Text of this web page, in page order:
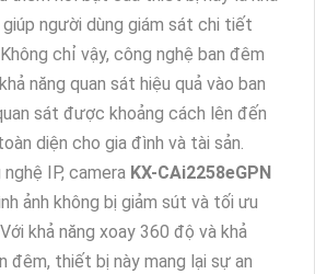
người dùng giám sát chi tiết
chỉ vậy, công nghệ ban đêm
năng quan sát hiệu quả vào ban
sát được khoảng cách lên đến
diện cho gia đình và tài sản.
IP, camera KX-CAi2258eGPN
ảnh không bị giảm sút và tối ưu
khả năng xoay 360 độ và khả
đêm, thiết bị này mang lại sự an